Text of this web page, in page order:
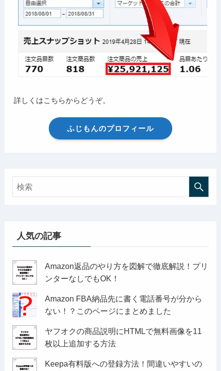
詳しくはこちらからどうぞ。
ふじもんのプロフィール
人気の記事
Amazon返品のやり方を図解で徹底解説！プリ
ンターなしでもOK！
Amazon FBA納品先に書く電話番号が分から
ない！？このページにまとめました
ヤフオクの商品説明にHTMLで無料画像を11
枚以上追加する方法
Keepa有料版への登録方法！間違いやすいの